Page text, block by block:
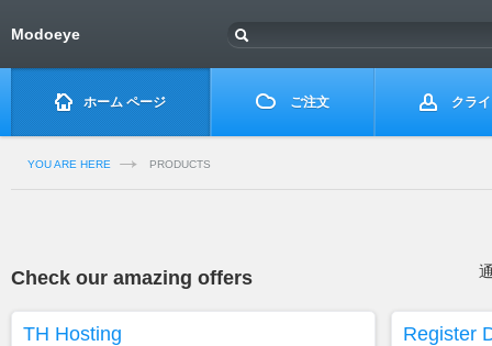
Modoeye
ホーム ページ ご注文 クラ
YOU ARE HERE PRODUCTS
Check our amazing offers
TH Hosting Register